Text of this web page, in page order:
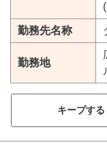
勤務先名称
勤務地
キープする